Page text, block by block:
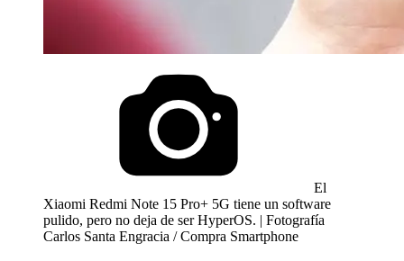
El
Xiaomi Redmi Note 15 Pro+ 5G tiene un software
pulido, pero no deja de ser HyperOS. | Fotografía
Carlos Santa Engracia / Compra Smartphone